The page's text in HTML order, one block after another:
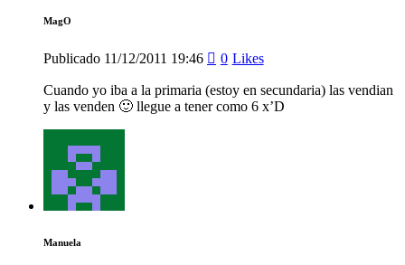
MagO
Publicado 11/12/2011 19:46 0 Likes
Cuando yo iba a la primaria (estoy en secundaria) las vendian
y las venden 🙂 llegue a tener como 6 x’D
Manuela